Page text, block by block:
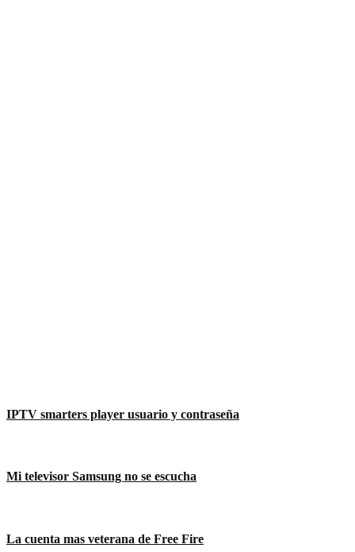
IPTV smarters player usuario y contraseña
Mi televisor Samsung no se escucha
La cuenta mas veterana de Free Fire